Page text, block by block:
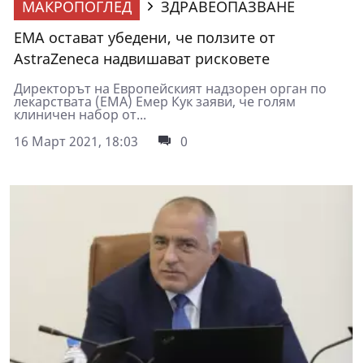
МАКРОПОГЛЕД
ЗДРАВЕОПАЗВАНЕ
ЕМА остават убедени, че ползите от
AstraZeneca надвишават рисковете
Директорът на Европейският надзорен орган по
лекарствата (EMA) Емер Кук заяви, че голям
клиничен набор от...
16 Март 2021, 18:03
0